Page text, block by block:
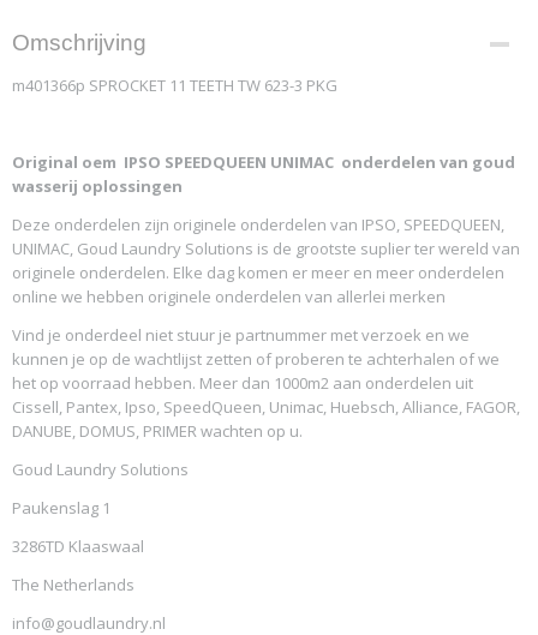
Omschrijving
m401366p SPROCKET 11 TEETH TW 623-3 PKG
Original oem IPSO SPEEDQUEEN UNIMAC onderdelen van goud
wasserij oplossingen
Deze onderdelen zijn originele onderdelen van IPSO, SPEEDQUEEN,
UNIMAC, Goud Laundry Solutions is de grootste suplier ter wereld van
originele onderdelen. Elke dag komen er meer en meer onderdelen
online we hebben originele onderdelen van allerlei merken
Vind je onderdeel niet stuur je partnummer met verzoek en we
kunnen je op de wachtlijst zetten of proberen te achterhalen of we
het op voorraad hebben. Meer dan 1000m2 aan onderdelen uit
Cissell, Pantex, Ipso, SpeedQueen, Unimac, Huebsch, Alliance, FAGOR,
DANUBE, DOMUS, PRIMER wachten op u.
Goud Laundry Solutions
Paukenslag 1
3286TD Klaaswaal
The Netherlands
info@goudlaundry.nl